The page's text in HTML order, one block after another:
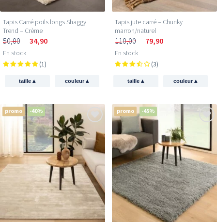
Tapis Carré poils longs Shaggy
Trend – Crème
50,00 34,90
En stock
(1)
taille▴ couleur▴
Tapis jute​ carré – Chunky
marron/naturel
110,00 79,90
En stock
(3)
taille▴ couleur▴
promo -40% promo -45%